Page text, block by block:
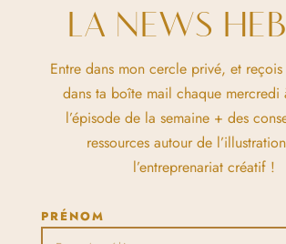
LA NEWS
Entre dans mon cercle privé, et
dans ta boîte mail chaque
l’épisode de la semaine + des
ressources autour de
l’entreprenariat créatif !
PRÉNOM